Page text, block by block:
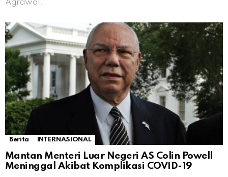
Agrawal.
Berita INTERNASIONAL
Mantan Menteri Luar Negeri AS Colin Powell
Meninggal Akibat Komplikasi COVID-19